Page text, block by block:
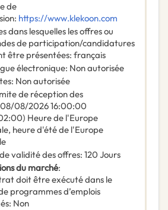
de
: https://www.klekoon.com
dans lesquelles les offres ou
de participation/candidatures
être présentées: français
électronique: Non autorisée
: Non autorisée
de réception des
08/08/202616:00:00
Heure de l'Europe
heure d'été de l'Europe
validité des offres: 120 Jours
du marché:
doit être exécuté dans le
programmes d’emplois
: Non